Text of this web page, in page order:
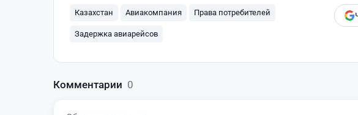
Казахстан Авиакомпания Права потребителей
Задержка авиарейсов
Комментарии 0